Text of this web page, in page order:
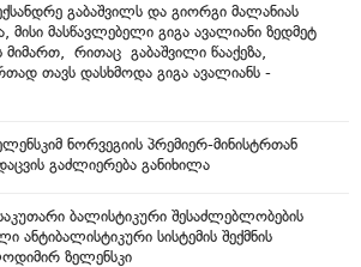
გაბაშვილს და გიორგი მალანიას
მასწავლებელი გიგა ავალიანი ზედმეტ
მიმართ, რითაც გაბაშვილი წააქეზა,
თავს დასხმოდა გიგა ავალიანს -
ნორვეგიის პრემიერ-მინისტრთან
გაძლიერება განიხილა
ბალისტიკური შესაძლებლობების
ანტიბალისტიკური სისტემის შექმნის
ზელენსკი